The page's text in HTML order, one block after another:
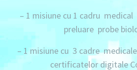
– 1 misiune cu 1 cadru medical
preluare probe
– 1 misiunecu 3 cadre medicale
certificatelor digitale